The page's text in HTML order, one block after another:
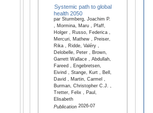
Systemic path to global
health 2050
par Sturmberg, Joachim P.
, Mormina, Maru , Pfaff,
Holger , Russo, Federica ,
Mercuri, Mathew , Preiser,
Rika , Ridde, Valéry ,
Delobelle, Peter , Brown,
Garrett Wallace , Abdullah,
Fareed , Engebretsen,
Eivind , Stange, Kurt , Bell,
David , Martin, Carmel ,
Burman, Christopher C.J. ,
Tretter, Felix , Paul,
Elisabeth
Publication2026-07